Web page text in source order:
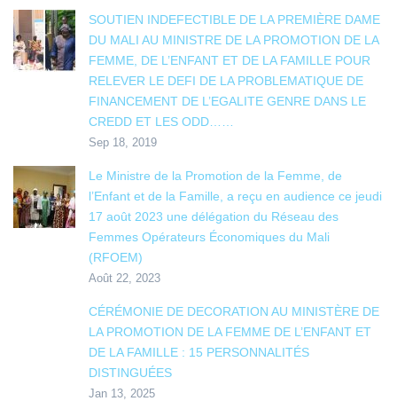
SOUTIEN INDEFECTIBLE DE LA PREMIÈRE DAME
DU MALI AU MINISTRE DE LA PROMOTION DE LA
FEMME, DE L’ENFANT ET DE LA FAMILLE POUR
RELEVER LE DEFI DE LA PROBLEMATIQUE DE
FINANCEMENT DE L’EGALITE GENRE DANS LE
CREDD ET LES ODD……
Sep 18, 2019
Le Ministre de la Promotion de la Femme, de
l’Enfant et de la Famille, a reçu en audience ce jeudi
17 août 2023 une délégation du Réseau des
Femmes Opérateurs Économiques du Mali
(RFOEM)
Août 22, 2023
CÉRÉMONIE DE DECORATION AU MINISTÈRE DE
LA PROMOTION DE LA FEMME DE L’ENFANT ET
DE LA FAMILLE : 15 PERSONNALITÉS
DISTINGUÉES
Jan 13, 2025